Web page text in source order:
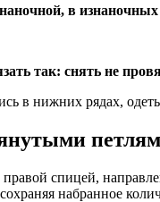
в
так: снять не
в нижних рядах,
спицей,
набранное